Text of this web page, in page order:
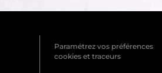
Paramétrez vos préférences
cookies et traceurs